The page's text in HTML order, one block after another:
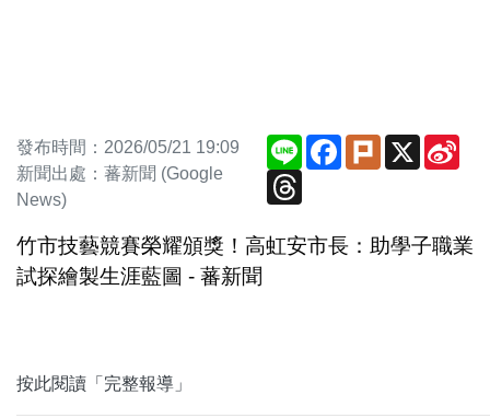
發布時間：2026/05/21 19:09
新聞出處：蕃新聞 (Google
News)
Line Facebook
Plurk X
竹市技藝競賽榮耀頒獎！高虹安市長：助學子職業
試探繪製生涯藍圖 - 蕃新聞
按此閱讀「完整報導」